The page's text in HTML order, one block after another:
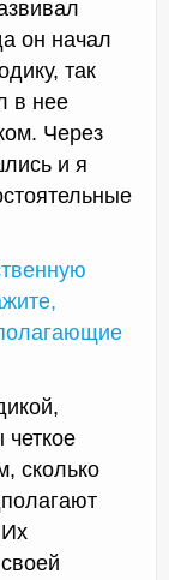
он начал
так
в нее
Через
и я
четкое
сколько